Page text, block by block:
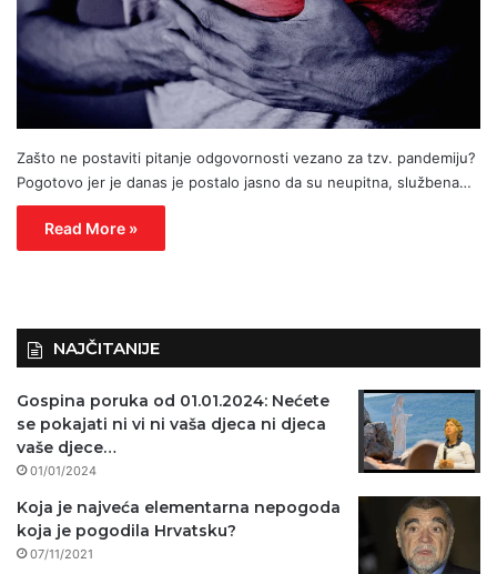
Zašto ne postaviti pitanje odgovornosti vezano za tzv. pandemiju?
Pogotovo jer je danas je postalo jasno da su neupitna, službena…
Read More »
NAJČITANIJE
Gospina poruka od 01.01.2024: Nećete
se pokajati ni vi ni vaša djeca ni djeca
vaše djece…
01/01/2024
Koja je najveća elementarna nepogoda
koja je pogodila Hrvatsku?
07/11/2021